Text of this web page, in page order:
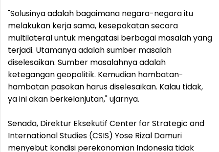
"Solusinya adalah bagaimana negara-negara itu
melakukan kerja sama, kesepakatan secara
multilateral untuk mengatasi berbagai masalah yang
terjadi. Utamanya adalah sumber masalah
diselesaikan. Sumber masalahnya adalah
ketegangan geopolitik. Kemudian hambatan-
hambatan pasokan harus diselesaikan. Kalau tidak,
ya ini akan berkelanjutan," ujarnya.
Senada, Direktur Eksekutif Center for Strategic and
International Studies (CSIS) Yose Rizal Damuri
menyebut kondisi perekonomian Indonesia tidak